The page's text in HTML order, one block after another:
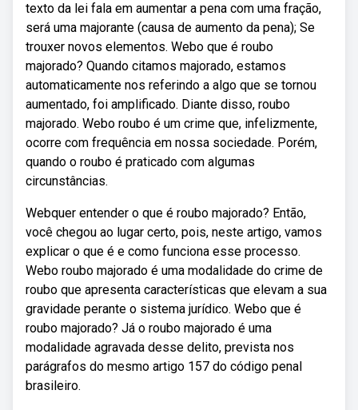
texto da lei fala em aumentar a pena com uma fração,
será uma majorante (causa de aumento da pena); Se
trouxer novos elementos. Webo que é roubo
majorado? Quando citamos majorado, estamos
automaticamente nos referindo a algo que se tornou
aumentado, foi amplificado. Diante disso, roubo
majorado. Webo roubo é um crime que, infelizmente,
ocorre com frequência em nossa sociedade. Porém,
quando o roubo é praticado com algumas
circunstâncias.
Webquer entender o que é roubo majorado? Então,
você chegou ao lugar certo, pois, neste artigo, vamos
explicar o que é e como funciona esse processo.
Webo roubo majorado é uma modalidade do crime de
roubo que apresenta características que elevam a sua
gravidade perante o sistema jurídico. Webo que é
roubo majorado? Já o roubo majorado é uma
modalidade agravada desse delito, prevista nos
parágrafos do mesmo artigo 157 do código penal
brasileiro.